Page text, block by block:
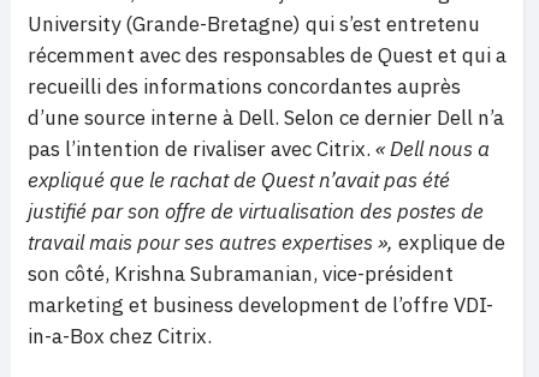
University (Grande-Bretagne) qui s’est entretenu
récemment avec des responsables de Quest et qui a
recueilli des informations concordantes auprès
d’une source interne à Dell. Selon ce dernier Dell n’a
pas l’intention de rivaliser avec Citrix. « Dell nous a
expliqué que le rachat de Quest n’avait pas été
justifié par son offre de virtualisation des postes de
travail mais pour ses autres expertises », explique de
son côté, Krishna Subramanian, vice-président
marketing et business development de l’offre VDI-
in-a-Box chez Citrix.